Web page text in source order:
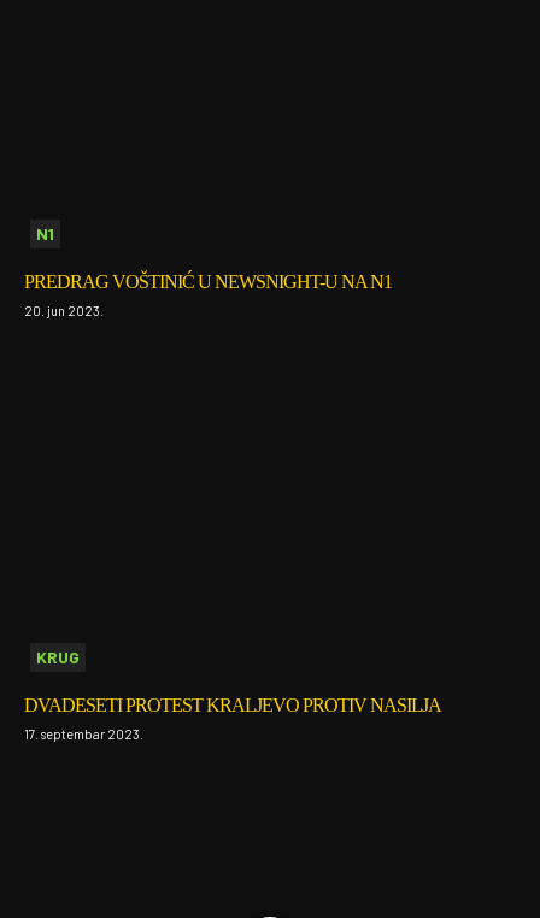
N1
PREDRAG VOŠTINIĆ U NEWSNIGHT-U NA N1
20. jun 2023.
KRUG
DVADESETI PROTEST KRALJEVO PROTIV NASILJA
17. septembar 2023.